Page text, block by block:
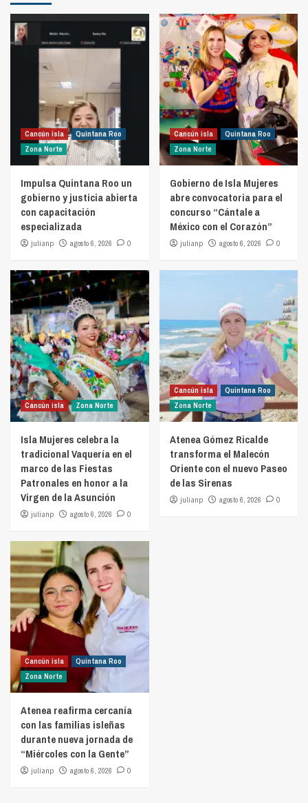
Cancún isla
Quintana Roo
Zona Norte
Impulsa Quintana Roo un
gobierno y justicia abierta
con capacitación
especializada
julianp agosto 6, 2026 0
Cancún isla
Quintana Roo
Zona Norte
Gobierno de Isla Mujeres
abre convocatoria para el
concurso “Cántale a
México con el Corazón”
julianp agosto 6, 2026 0
Cancún isla Zona Norte
Isla Mujeres celebra la
tradicional Vaquería en el
marco de las Fiestas
Patronales en honor a la
Virgen de la Asunción
julianp agosto 6, 2026 0
Cancún isla
Quintana Roo
Zona Norte
Atenea Gómez Ricalde
transforma el Malecón
Oriente con el nuevo Paseo
de las Sirenas
julianp agosto 6, 2026 0
Cancún isla
Quintana Roo
Zona Norte
Atenea reafirma cercanía
con las familias isleñas
durante nueva jornada de
“Miércoles con la Gente”
julianp agosto 6, 2026 0